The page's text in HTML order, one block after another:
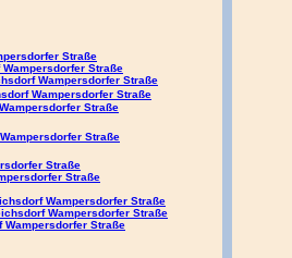
Straße
Straße
Wampersdorfer Straße
Wampersdorfer Straße
Straße
Straße
Straße
Straße
Wampersdorfer Straße
Wampersdorfer Straße
Straße